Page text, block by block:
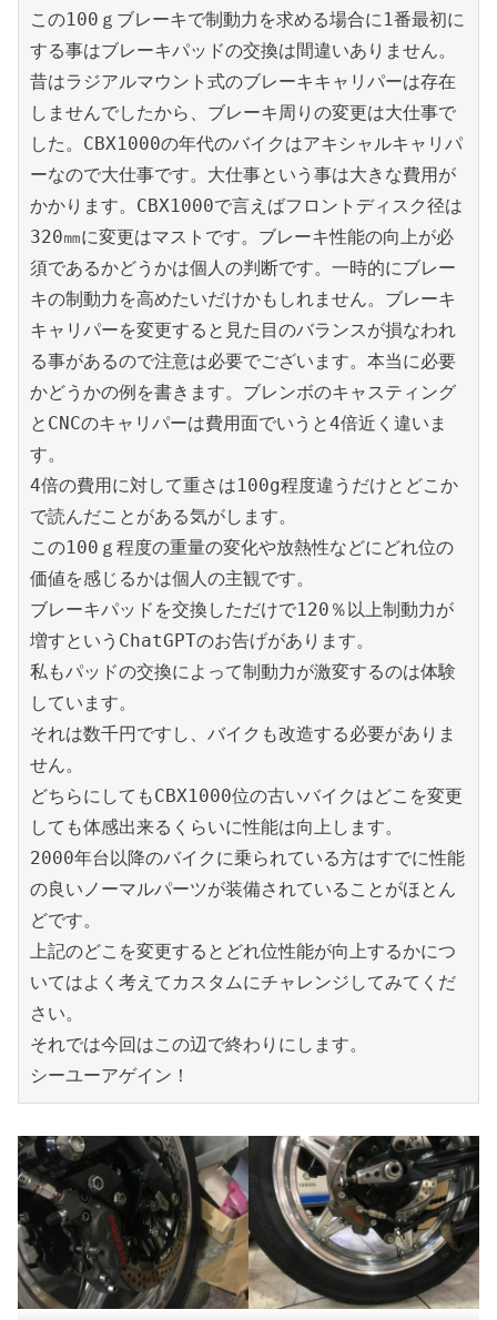
この100ｇブレーキで制動力を求める場合に1番最初に
する事はブレーキパッドの交換は間違いありません。
昔はラジアルマウント式のブレーキキャリパーは存在
しませんでしたから、ブレーキ周りの変更は大仕事で
した。CBX1000の年代のバイクはアキシャルキャリパ
ーなので大仕事です。大仕事という事は大きな費用が
かかります。CBX1000で言えばフロントディスク径は
320㎜に変更はマストです。ブレーキ性能の向上が必
須であるかどうかは個人の判断です。一時的にブレー
キの制動力を高めたいだけかもしれません。ブレーキ
キャリパーを変更すると見た目のバランスが損なわれ
る事があるので注意は必要でございます。本当に必要
かどうかの例を書きます。ブレンボのキャスティング
とCNCのキャリパーは費用面でいうと4倍近く違いま
す。
4倍の費用に対して重さは100g程度違うだけとどこか
で読んだことがある気がします。
この100ｇ程度の重量の変化や放熱性などにどれ位の
価値を感じるかは個人の主観です。
ブレーキパッドを交換しただけで120％以上制動力が
増すというChatGPTのお告げがあります。
私もパッドの交換によって制動力が激変するのは体験
しています。
それは数千円ですし、バイクも改造する必要がありま
せん。
どちらにしてもCBX1000位の古いバイクはどこを変更
しても体感出来るくらいに性能は向上します。
2000年台以降のバイクに乗られている方はすでに性能
の良いノーマルパーツが装備されていることがほとん
どです。
上記のどこを変更するとどれ位性能が向上するかにつ
いてはよく考えてカスタムにチャレンジしてみてくだ
さい。
それでは今回はこの辺で終わりにします。
シーユーアゲイン！